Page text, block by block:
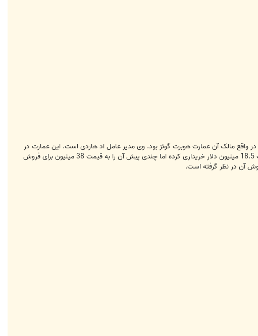
در اختیار داشت. در واقع مالک آن عمارت هوبرت گوئز بود. وی مدیر عامل اد هاردی است. این عمارت در
سال 2002 ساخته شده و همانند یک قلعه فرانسوی طراحی شده است. گوئز در سال 2004 این عمارت را به قیمت 18.5 میلیون دلار خریداری کرده اما چندی پیش آن را به قیمت 38 میلیون برای فروش